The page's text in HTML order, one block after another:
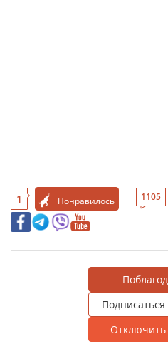
1 Понравилось 1105
Отключить